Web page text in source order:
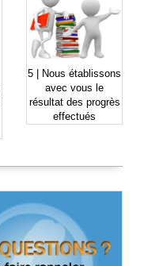
5 | Nous établissons
avec vous le
résultat des progrès
effectués